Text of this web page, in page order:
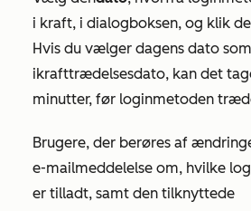
i kraft, i dialogboksen, og klik
Hvis du vælger dagens dato som
ikrafttrædelsesdato, kan det
minutter, før loginmetoden
Brugere, der berøres af
e-mailmeddelelse om, hvilke
er tilladt, samt den tilknyttede